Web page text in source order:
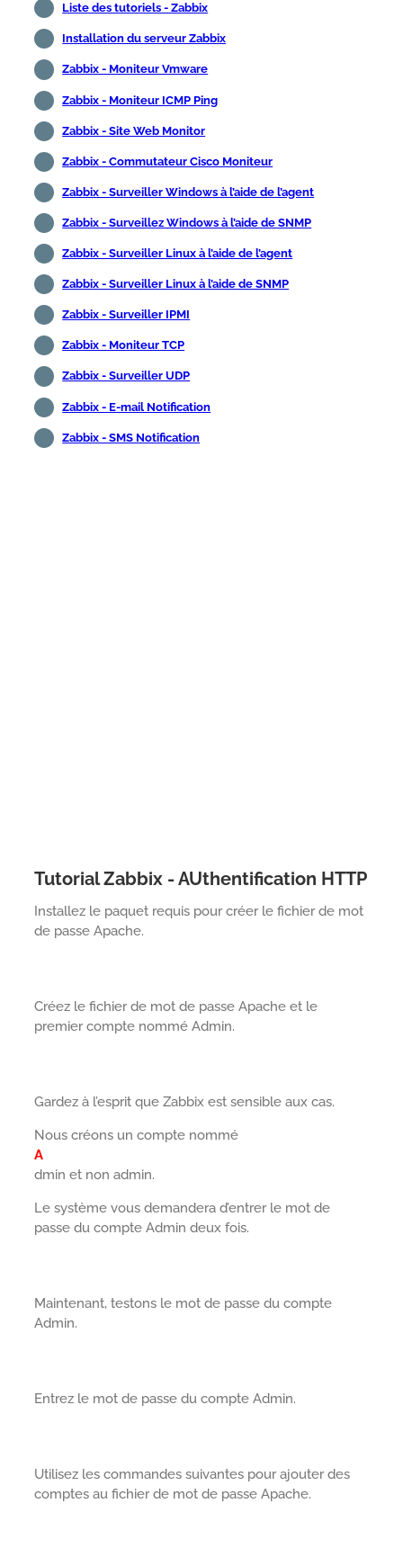
Liste des tutoriels - Zabbix
Installation du serveur Zabbix
Zabbix - Moniteur Vmware
Zabbix - Moniteur ICMP Ping
Zabbix - Site Web Monitor
Zabbix - Commutateur Cisco Moniteur
Zabbix - Surveiller Windows à l’aide de l’agent
Zabbix - Surveillez Windows à l’aide de SNMP
Zabbix - Surveiller Linux à l’aide de l’agent
Zabbix - Surveiller Linux à l’aide de SNMP
Zabbix - Surveiller IPMI
Zabbix - Moniteur TCP
Zabbix - Surveiller UDP
Zabbix - E-mail Notification
Zabbix - SMS Notification
Tutorial Zabbix - AUthentification HTTP
Installez le paquet requis pour créer le fichier de mot
de passe Apache.
Créez le fichier de mot de passe Apache et le
premier compte nommé Admin.
Gardez à l’esprit que Zabbix est sensible aux cas.
Nous créons un compte nommé
A
dmin et non admin.
Le système vous demandera d’entrer le mot de
passe du compte Admin deux fois.
Maintenant, testons le mot de passe du compte
Admin.
Entrez le mot de passe du compte Admin.
Utilisez les commandes suivantes pour ajouter des
comptes au fichier de mot de passe Apache.